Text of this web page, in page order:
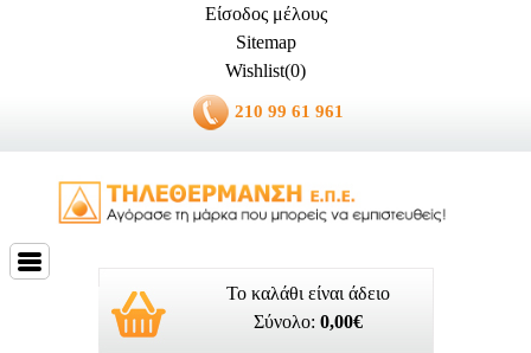
210 99 61 961
Είσοδος μέλους
Sitemap
Wishlist(0)
Το καλάθι είναι άδειο
Σύνολο: 0,00€